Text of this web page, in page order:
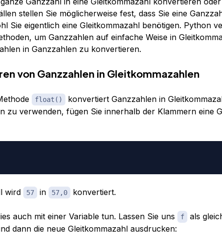
stellen Sie möglicherweise fest, dass Sie eine
Sie eigentlich eine Gleitkommazahl benötigen. Python
um Ganzzahlen auf einfache Weise in
in Ganzzahlen zu konvertieren.
von Ganzzahlen in Gleitkommazahlen
float()
konvertiert Ganzzahlen in
zu verwenden, fügen Sie innerhalb der Klammern eine
wird 57 in 57,0 konvertiert.
auch mit einer Variable tun. Lassen Sie uns f
als
dann die neue Gleitkommazahl ausdrucken: